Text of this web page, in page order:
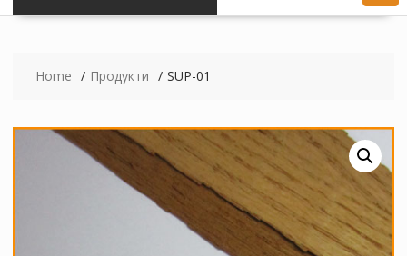
Home Продукти SUP-01